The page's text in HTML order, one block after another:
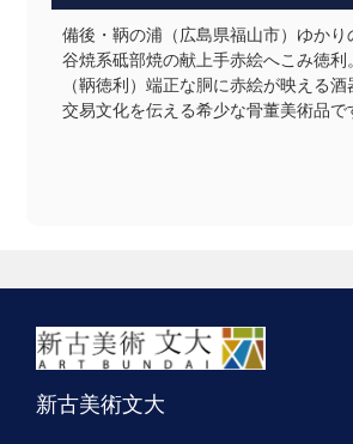
備後・鞆の浦（広島県福山市）ゆかり
谷焼系砥部焼の献上手赤絵へこみ徳利
（鞆徳利）端正な胴に赤絵が映える
交易文化を伝える希少な骨董美術品で
新古美術文大